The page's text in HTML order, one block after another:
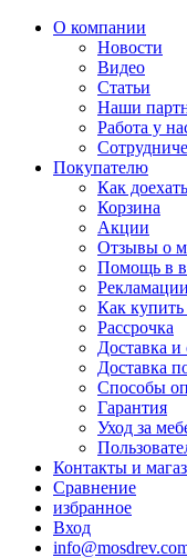
О компании
Новости
Видео
Статьи
Наши
Работа у
Покупателю
Как доехать
Корзина
Акции
Отзывы о
Помощь в
Рекламации
Как купить
Рассрочка
Доставка и
Доставка
Способы
Гарантия
Уход за
Контакты и
Сравнение
избранное
Вход